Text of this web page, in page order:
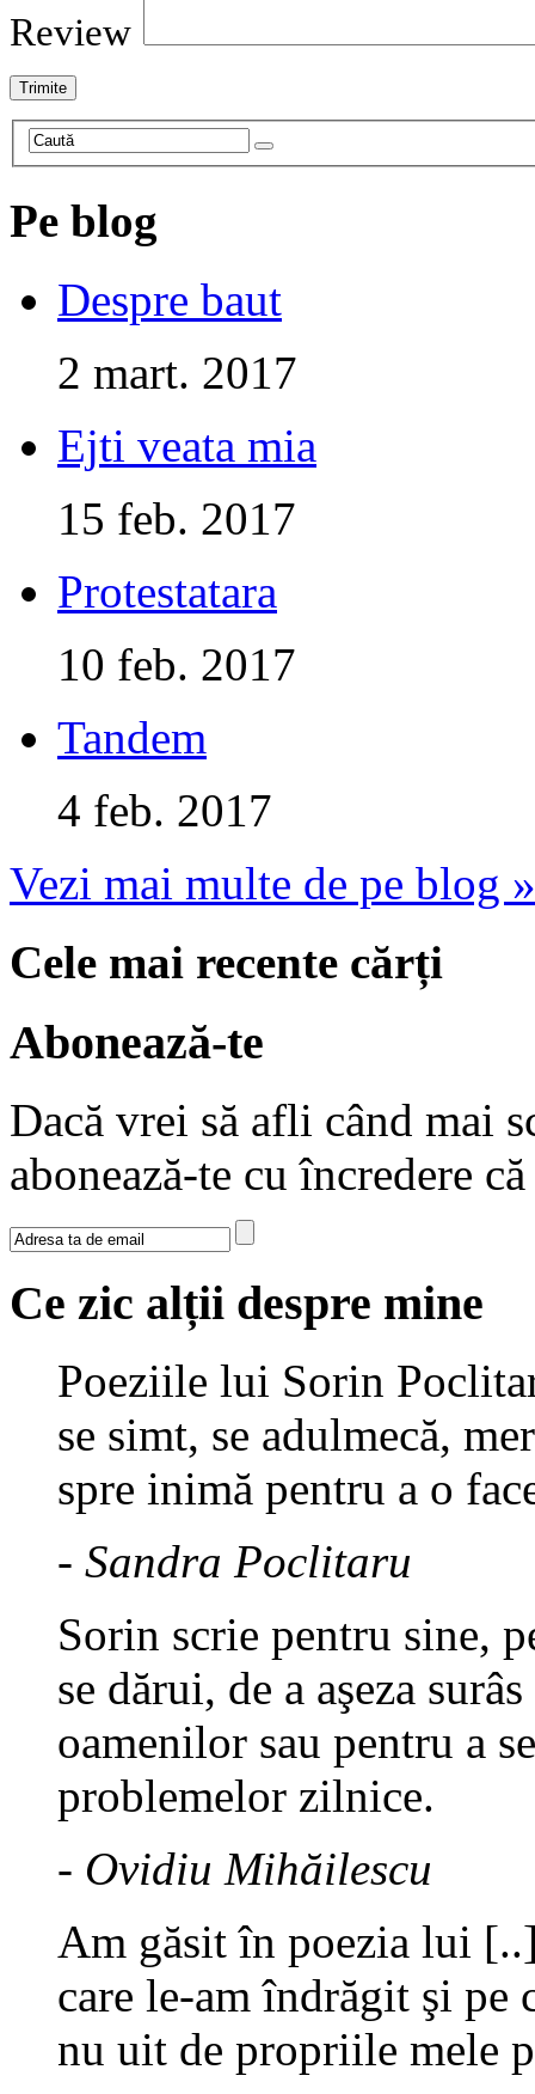
Review
Pe blog
Despre baut
2 mart. 2017
Ejti veata mia
15 feb. 2017
Protestatara
10 feb. 2017
Tandem
4 feb. 2017
Vezi mai multe de pe blog »
Cele mai recente cărți
Abonează-te
Dacă vrei să afli când mai
abonează-te cu încredere
Ce zic alții despre mine
Poeziile lui Sorin
se simt, se adulmecă,
spre inimă pentru a o
- Sandra Poclitaru
Sorin scrie pentru sine,
se dărui, de a aşeza
oamenilor sau pentru a
problemelor zilnice.
- Ovidiu Mihăilescu
Am găsit în poezia lui
care le-am îndrăgit şi pe
nu uit de propriile mele